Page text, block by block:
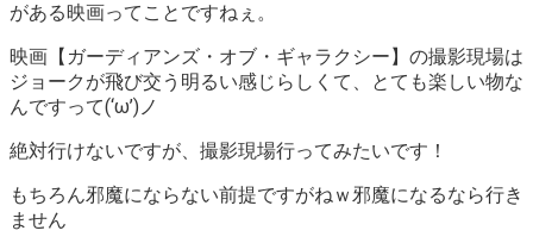
がある映画ってことですねぇ。
映画【ガーディアンズ・オブ・ギャラクシー】の撮影現場は
ジョークが飛び交う明るい感じらしくて、とても楽しい物な
んですって(‘ω’)ノ
絶対行けないですが、撮影現場行ってみたいです！
もちろん邪魔にならない前提ですがねｗ邪魔になるなら行き
ません